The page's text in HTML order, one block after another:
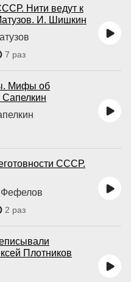
Нити ведут к
И. Шишкин
7 раз
Мифы об
Сапелкин
СССР.
Фефелов
2 раз
Плотников